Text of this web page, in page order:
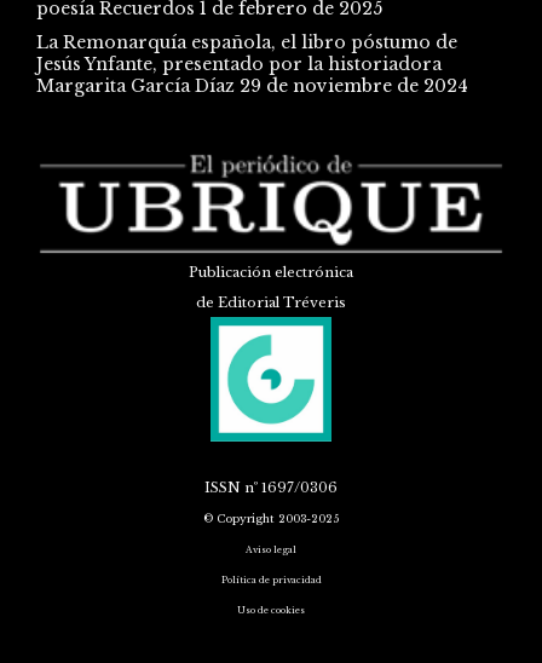
poesía Recuerdos 1 de febrero de 2025
La Remonarquía española, el libro póstumo de
Jesús Ynfante, presentado por la historiadora
Margarita García Díaz 29 de noviembre de 2024
Publicación electrónica
de Editorial Tréveris
ISSN nº 1697/0306
© Copyright 2003-2025
Aviso legal
Política de privacidad
Uso de cookies